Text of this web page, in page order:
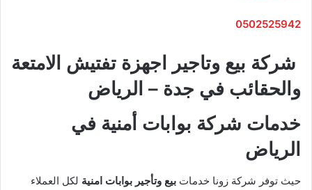
0502525942
شركة بيع وتاجير اجهزة تفتيش الامتعة
والحقائب في جدة – الرياض
خدمات شركة بوابات أمنية في
الرياض
حيث توفر شركة زونا خدمات بيع وتأجير بوابات امنية لكل العملاء